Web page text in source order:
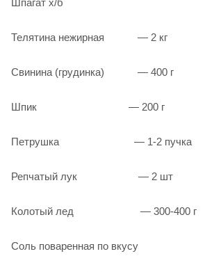
Телятина нежирная — 2 кг
Свинина (грудинка) — 400 г
Шпик — 200 г
Петрушка — 1-2 пучка
Репчатый лук — 2 шт
Колотый лед — 300-400 г
Соль поваренная по вкусу